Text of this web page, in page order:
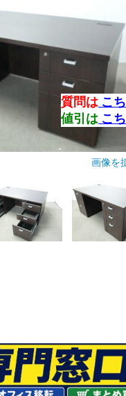
質問は こ
値引は こ
画像を